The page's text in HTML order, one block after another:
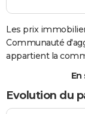
Les prix
Communauté
appartient la
En
Evolution du